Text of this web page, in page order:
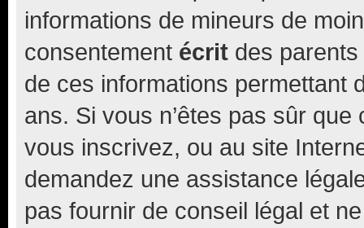
informations de mineurs de
consentement écrit des parents
de ces informations permettant
ans. Si vous n’êtes pas sûr
vous inscrivez, ou au site
demandez une assistance
pas fournir de conseil légal et